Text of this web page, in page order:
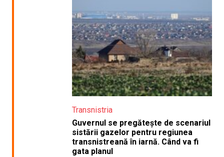
Transnistria
Guvernul se pregătește de scenariul
sistării gazelor pentru regiunea
transnistreană în iarnă. Când va fi
gata planul